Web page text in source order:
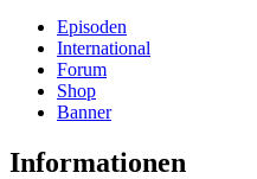
Episoden
International
Forum
Shop
Banner
Informationen